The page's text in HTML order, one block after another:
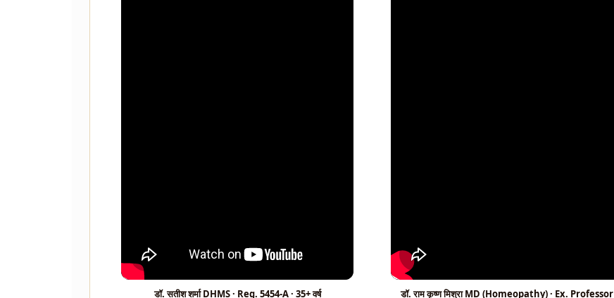
डॉ. सतीश शर्मा DHMS · Reg. 5454-A · 35+ वर्ष डॉ. राम कृष्ण मिश्रा MD (Homeopathy) · Ex. Professor